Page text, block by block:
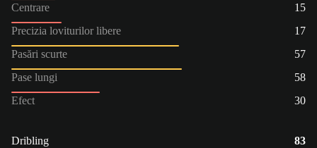
Centrare
15
Precizia loviturilor libere
17
Pasări scurte
57
Pase lungi
58
Efect
30
Dribling
83